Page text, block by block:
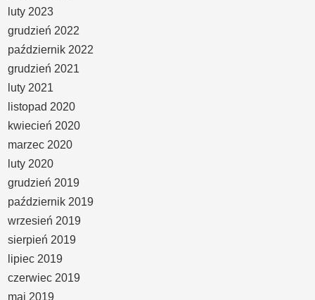
luty 2023
grudzień 2022
październik 2022
grudzień 2021
luty 2021
listopad 2020
kwiecień 2020
marzec 2020
luty 2020
grudzień 2019
październik 2019
wrzesień 2019
sierpień 2019
lipiec 2019
czerwiec 2019
maj 2019